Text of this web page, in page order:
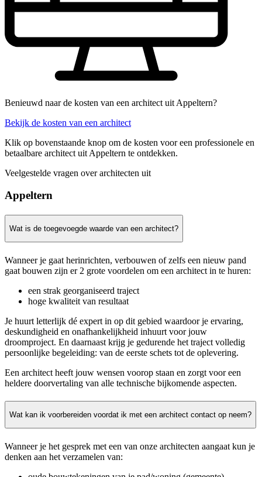
Benieuwd naar de kosten van een architect uit Appeltern?
Bekijk de kosten van een architect
Klik op bovenstaande knop om de kosten voor een professionele en
betaalbare architect uit Appeltern te ontdekken.
Veelgestelde vragen over architecten uit
Appeltern
Wat is de toegevoegde waarde van een architect?
Wanneer je gaat herinrichten, verbouwen of zelfs een nieuw pand
gaat bouwen zijn er 2 grote voordelen om een architect in te huren:
een strak georganiseerd traject
hoge kwaliteit van resultaat
Je huurt letterlijk dé expert in op dit gebied waardoor je ervaring,
deskundigheid en onafhankelijkheid inhuurt voor jouw
droomproject. En daarnaast krijg je gedurende het traject volledig
persoonlijke begeleiding: van de eerste schets tot de oplevering.
Een architect heeft jouw wensen voorop staan en zorgt voor een
heldere doorvertaling van alle technische bijkomende aspecten.
Wat kan ik voorbereiden voordat ik met een architect contact op neem?
Wanneer je het gesprek met een van onze architecten aangaat kun je
denken aan het verzamelen van: